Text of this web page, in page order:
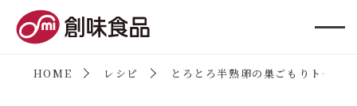
HOME レシピ とろとろ半熟卵の巣ごもりトース